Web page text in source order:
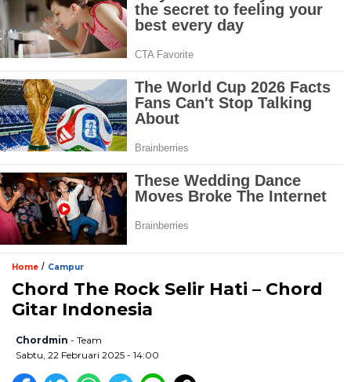
Home / Campur
Chord The Rock Selir Hati – Chord
Gitar Indonesia
Chordmin - Team
Sabtu, 22 Februari 2025 - 14:00